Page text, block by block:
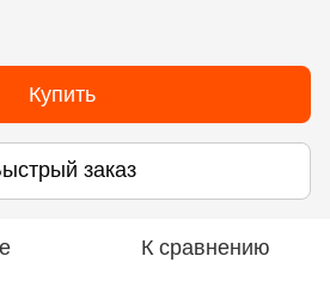
Купить
заказ
К сравнению